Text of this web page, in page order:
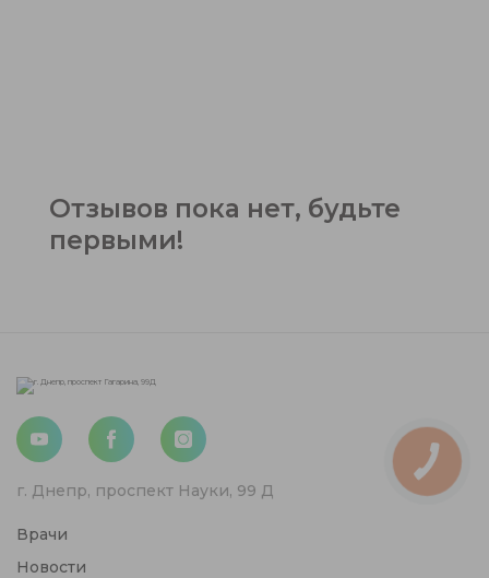
Отзывов пока нет, будьте
первыми!
г. Днепр, проспект Науки, 99 Д
Врачи
Новости